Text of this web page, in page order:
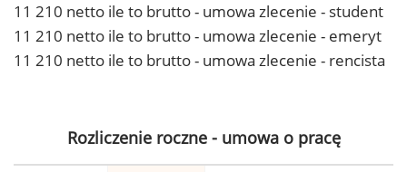
11 210 netto ile to brutto - umowa zlecenie - student
11 210 netto ile to brutto - umowa zlecenie - emeryt
11 210 netto ile to brutto - umowa zlecenie - rencista
Rozliczenie roczne - umowa o pracę